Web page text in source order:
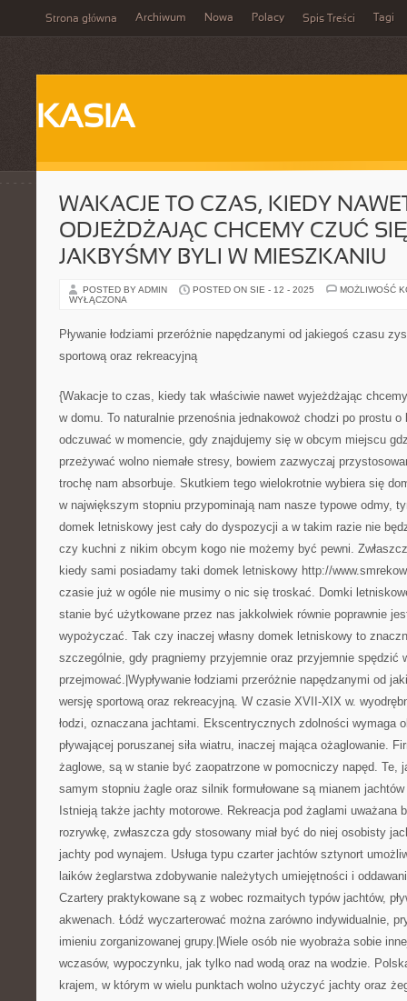
Strona główna Archiwum Nowa Polacy Spis Treści Tagi
KASIA
WAKACJE TO CZAS, KIEDY
ODJEŻDŻAJĄC CHCEMY CZUĆ
JAKBYŚMY BYLI W MIESZKANIU
POSTED BY ADMIN POSTED ON SIE - 12 - 2025
MOŻLIWOŚĆ
WYŁĄCZONA
Pływanie łodziami przeróżnie napędzanymi od jakiegoś czasu
sportową oraz rekreacyjną
{Wakacje to czas, kiedy tak właściwie nawet wyjeżdżając
w domu. To naturalnie przenośnia jednakowoż chodzi po prostu
odczuwać w momencie, gdy znajdujemy się w obcym miejscu
przeżywać wolno niemałe stresy, bowiem zazwyczaj
trochę nam absorbuje. Skutkiem tego wielokrotnie wybiera się
w największym stopniu przypominają nam nasze typowe odmy,
domek letniskowy jest cały do dyspozycji a w takim razie nie
czy kuchni z nikim obcym kogo nie możemy być pewni.
kiedy sami posiadamy taki domek letniskowy http://
czasie już w ogóle nie musimy o nic się troskać. Domki
stanie być użytkowane przez nas jakkolwiek równie poprawnie
wypożyczać. Tak czy inaczej własny domek letniskowy to
szczególnie, gdy pragniemy przyjemnie oraz przyjemnie spędzić
przejmować.|Wypływanie łodziami przeróżnie napędzanymi od
wersję sportową oraz rekreacyjną. W czasie XVII-XIX w.
łodzi, oznaczana jachtami. Ekscentrycznych zdolności wymaga
pływającej poruszanej siła wiatru, inaczej mająca ożaglowanie.
żaglowe, są w stanie być zaopatrzone w pomocniczy napęd. Te,
samym stopniu żagle oraz silnik formułowane są mianem
Istnieją także jachty motorowe. Rekreacja pod żaglami uważana
rozrywkę, zwłaszcza gdy stosowany miał być do niej osobisty
jachty pod wynajem. Usługa typu czarter jachtów sztynort
laików żeglarstwa zdobywanie należytych umiejętności i
Czartery praktykowane są z wobec rozmaitych typów jachtów,
akwenach. Łódź wyczarterować można zarówno indywidualnie,
imieniu zorganizowanej grupy.|Wiele osób nie wyobraża sobie
wczasów, wypoczynku, jak tylko nad wodą oraz na wodzie.
krajem, w którym w wielu punktach wolno użyczyć jachty oraz